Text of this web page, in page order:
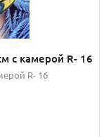
с камерой R- 16
R- 16